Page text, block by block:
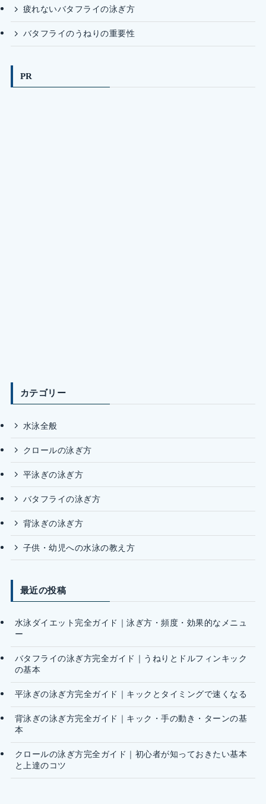
疲れないバタフライの泳ぎ方
バタフライのうねりの重要性
PR
カテゴリー
水泳全般
クロールの泳ぎ方
平泳ぎの泳ぎ方
バタフライの泳ぎ方
背泳ぎの泳ぎ方
子供・幼児への水泳の教え方
最近の投稿
水泳ダイエット完全ガイド｜泳ぎ方・頻度・効果的なメニュ
ー
バタフライの泳ぎ方完全ガイド｜うねりとドルフィンキック
の基本
平泳ぎの泳ぎ方完全ガイド｜キックとタイミングで速くなる
背泳ぎの泳ぎ方完全ガイド｜キック・手の動き・ターンの基
本
クロールの泳ぎ方完全ガイド｜初心者が知っておきたい基本
と上達のコツ